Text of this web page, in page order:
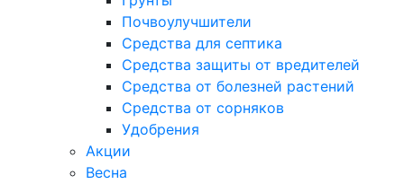
Почвоулучшители
Средства для септика
Средства защиты от вредителей
Средства от болезней растений
Средства от сорняков
Удобрения
Акции
Весна